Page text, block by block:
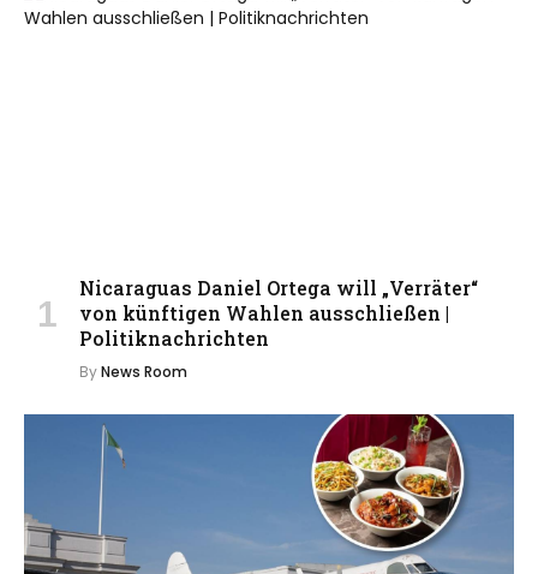
Nicaraguas Daniel Ortega will „Verräter“
von künftigen Wahlen ausschließen |
Politiknachrichten
ByNews Room